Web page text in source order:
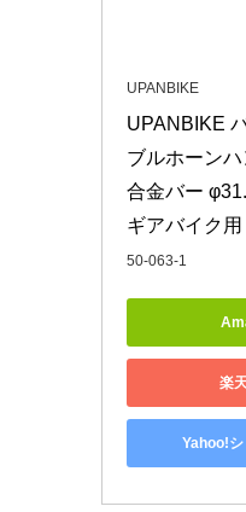
UPANBIKE
UPANBIKE
ブルホーン
合金バー
ギアバイク
50-063-1
楽
Yahoo!